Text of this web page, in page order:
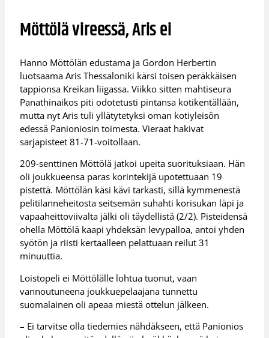
Möttölä vireessä, Aris ei
Hanno Möttölän edustama ja Gordon Herbertin
luotsaama Aris Thessaloniki kärsi toisen peräkkäisen
tappionsa Kreikan liigassa. Viikko sitten mahtiseura
Panathinaikos piti odotetusti pintansa kotikentällään,
mutta nyt Aris tuli yllätytetyksi oman kotiyleisön
edessä Panioniosin toimesta. Vieraat hakivat
sarjapisteet 81-71-voitollaan.
209-senttinen Möttölä jatkoi upeita suorituksiaan. Hän
oli joukkueensa paras korintekijä upotettuaan 19
pistettä. Möttölän käsi kävi tarkasti, sillä kymmenestä
pelitilanneheitosta seitsemän suhahti korisukan läpi ja
vapaaheittoviivalta jälki oli täydellistä (2/2). Pisteidensä
ohella Möttölä kaapi yhdeksän levypalloa, antoi yhden
syötön ja riisti kertaalleen pelattuaan reilut 31
minuuttia.
Loistopeli ei Möttölälle lohtua tuonut, vaan
vannoutuneena joukkuepelaajana tunnettu
suomalainen oli apeaa miestä ottelun jälkeen.
– Ei tarvitse olla tiedemies nähdäkseen, että Panionios